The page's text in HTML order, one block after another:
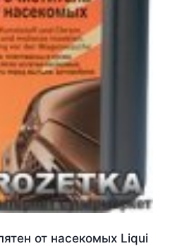
от насекомых Liqui